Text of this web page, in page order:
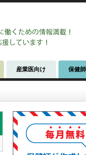
産業医向け 保健